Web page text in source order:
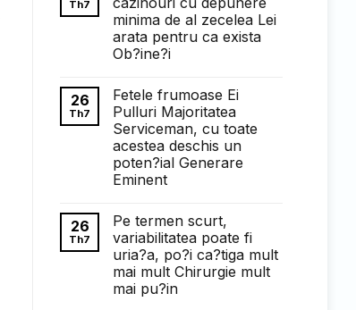
ở
Понимание
требований
к
ставкам
казино:
полный
обзор
Th7
minima de al zecelea Lei
arata pentru ca exista
Ob?ine?i
bình
luận
ở
Faptul
de
cand
exista
cazinouri
cu
de
al
zecelea
Lei
arata
pentru
ca
26
Th7
Fetele frumoase Ei
Pulluri Majoritatea
Serviceman, cu toate
acestea deschis un
poten?ial Generare
Eminent
bình
luận
ở
Fetele
frumoase
Ei
Pulluri
26
Th7
Pe termen scurt,
variabilitatea poate fi
uria?a, po?i ca?tiga mult
mai mult Chirurgie mult
mai pu?in